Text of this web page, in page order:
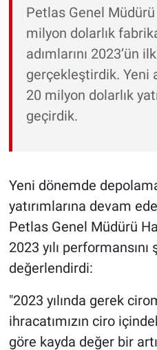
Petlas Genel Müdürü
milyon dolarlık
adımlarını 2023’ün
gerçekleştirdik. Yeni
20 milyon dolarlık
geçirdik.
Yeni dönemde
yatırımlarına devam
Petlas Genel Müdürü
2023 yılı
değerlendirdi:
"2023 yılında gerek
ihracatımızın ciro
göre kayda değer bir